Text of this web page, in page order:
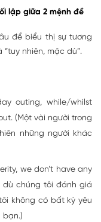
lập giữa 2 mệnh đề
để biểu thị sự tương
nhiên, mặc dù”.
outing, while/whilst
(Một vài người trong
những người khác
we don’t have any
dù chúng tôi đánh giá
không có bất kỳ yêu
bạn.)